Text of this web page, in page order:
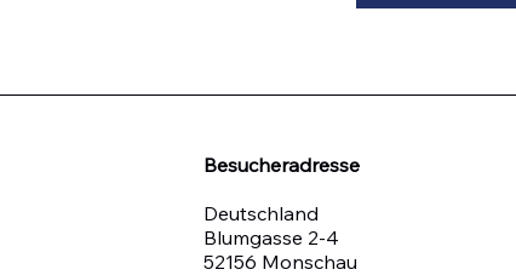
Besucheradresse
Deutschland
Blumgasse 2-4
52156 Monschau